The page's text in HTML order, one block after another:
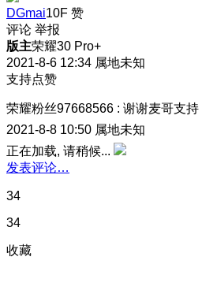
DGmai10F 赞
评论 举报
版主荣耀30 Pro+
2021-8-6 12:34 属地未知
支持点赞
荣耀粉丝97668566 : 谢谢麦哥支持
2021-8-8 10:50 属地未知
正在加载, 请稍候...
发表评论…
34
34
收藏